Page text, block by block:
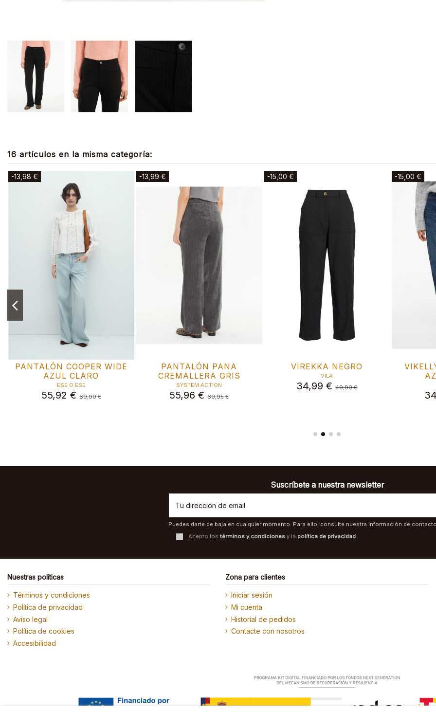
16 artículos en la misma categoría:
-13,98 €
PANTALÓN COOPER WIDE
AZUL CLARO
ESE O ESE
55,92 € 69,90 €
-13,99 €
PANTALÓN PANA
CREMALLERA GRIS
SYSTEM ACTION
55,96 €69,95 €
-15,00 €
VIREKKA NEGRO
VILA
34,99 €49,99 €
-15,00 €
Suscríbete a nuestra newsletter
Puedes darte de baja en cualquier momento. Para ello, consulte nuestra información de
Acepto los términos y condiciones y la política de privacidad
Nuestras políticas
Términos y condiciones
Política de privacidad
Aviso legal
Política de cookies
Accesibilidad
Zona para clientes
Iniciar sesión
Mi cuenta
Historial de pedidos
Contacte con nosotros